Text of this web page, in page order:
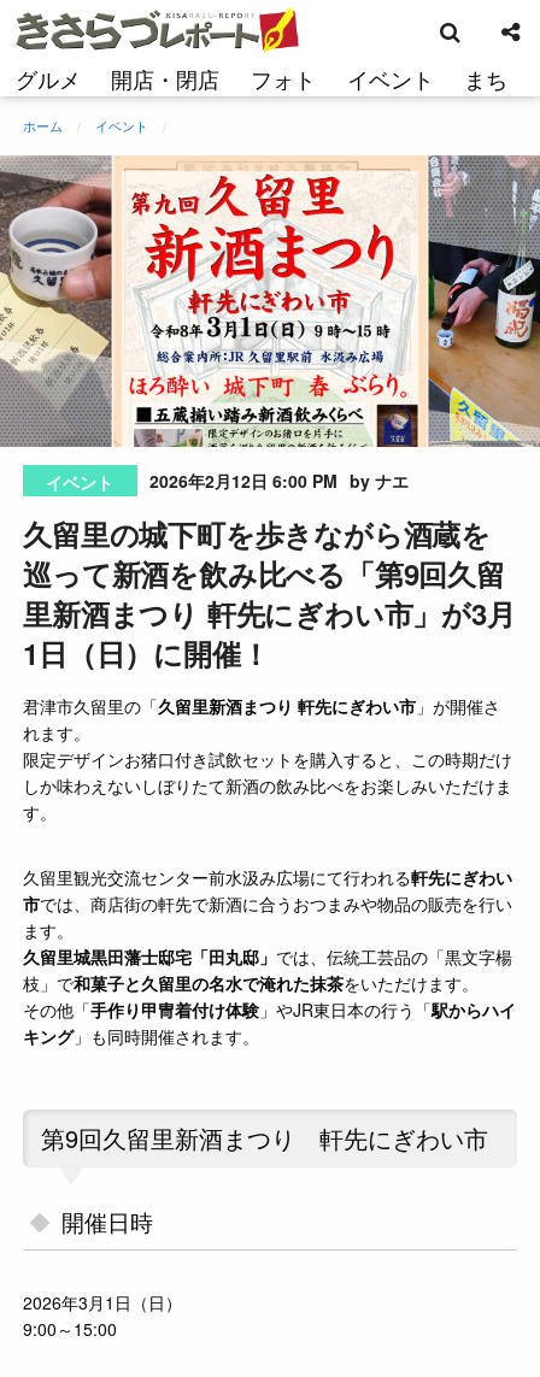
コ
ン
ン
へ
ス
キ
ッ
プ
グルメ 開店・閉店 フォト イベント まち
索
ホーム イベント
イベント 2026年2月12日 6:00 PM by ナエ
久留里の城下町を歩きながら酒蔵を
巡って新酒を飲み比べる「第9回久留
里新酒まつり 軒先にぎわい市」が3月
1日（日）に開催！
君津市久留里の「久留里新酒まつり 軒先にぎわい市 」が開催さ
れます。
限定デザインお猪口付き試飲セットを購入すると、この時期だけ
しか味わえないしぼりたて新酒の飲み比べをお楽しみいただけま
す。
久留里観光交流センター前水汲み広場にて行われる軒先にぎわい
市では、商店街の軒先で新酒に合うおつまみや物品の販売を行い
ます。
久留里城黒田藩士邸宅「田丸邸」 では、伝統工芸品の「黒文字楊
枝」で和菓子と久留里の名水で淹れた抹茶をいただけます。
その他「手作り甲冑着付け体験 」やJR東日本の行う「駅からハイ
キング」も同時開催されます。
第9回久留里新酒まつり 軒先にぎわい市
開催日時
2026年3月1日（日）
9:00～15:00